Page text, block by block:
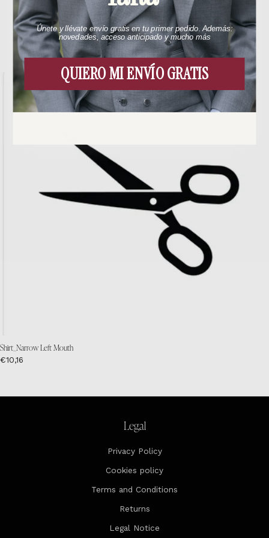
You may also like
Shirt_Narrow Left Mouth
€10,16
Legal
Privacy Policy
Cookies policy
Terms and Conditions
Returns
Legal Notice
Únete y llévate envío gratis en tu primer pedido. Además:
novedades, acceso anticipado y mucho más
QUIERO MI ENVÍO GRATIS